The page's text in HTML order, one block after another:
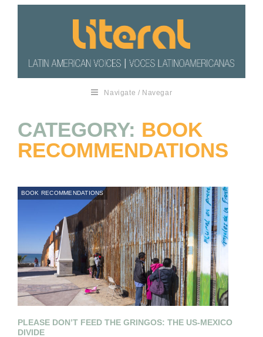
Navigate / Navegar
CATEGORY: BOOK
RECOMMENDATIONS
BOOK RECOMMENDATIONS
PLEASE DON’T FEED THE GRINGOS: THE US-MEXICO
DIVIDE